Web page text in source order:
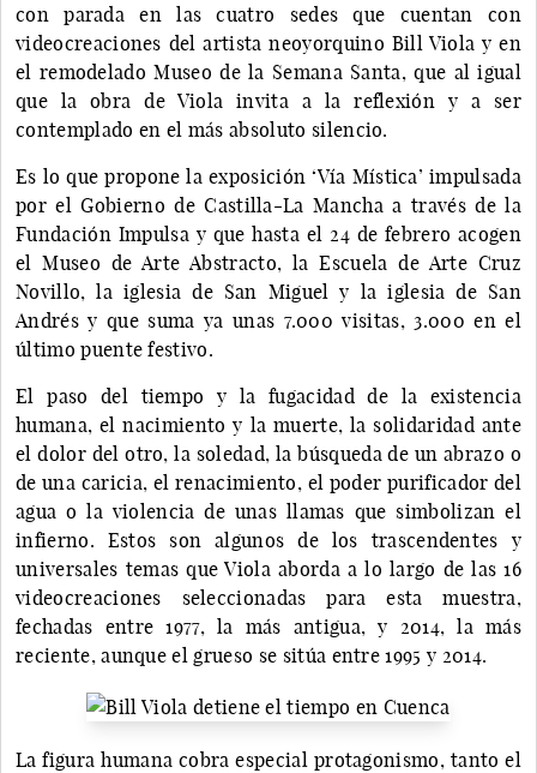
con parada en las cuatro sedes que cuentan con
videocreaciones del artista neoyorquino Bill Viola y en
el remodelado Museo de la Semana Santa, que al igual
que la obra de Viola invita a la reflexión y a ser
contemplado en el más absoluto silencio.
Es lo que propone la exposición ‘Vía Mística’ impulsada
por el Gobierno de Castilla-La Mancha a través de la
Fundación Impulsa y que hasta el 24 de febrero acogen
el Museo de Arte Abstracto, la Escuela de Arte Cruz
Novillo, la iglesia de San Miguel y la iglesia de San
Andrés y que suma ya unas 7.000 visitas, 3.000 en el
último puente festivo.
El paso del tiempo y la fugacidad de la existencia
humana, el nacimiento y la muerte, la solidaridad ante
el dolor del otro, la soledad, la búsqueda de un abrazo o
de una caricia, el renacimiento, el poder purificador del
agua o la violencia de unas llamas que simbolizan el
infierno. Estos son algunos de los trascendentes y
universales temas que Viola aborda a lo largo de las 16
videocreaciones seleccionadas para esta muestra,
fechadas entre 1977, la más antigua, y 2014, la más
reciente, aunque el grueso se sitúa entre 1995 y 2014.
La figura humana cobra especial protagonismo, tanto el